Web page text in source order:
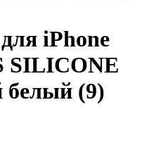
iPhone
SILICONE
белый (9)